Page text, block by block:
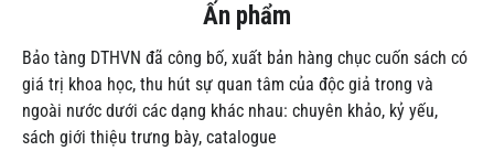
Ấn phẩm
Bảo tàng DTHVN đã công bố, xuất bản hàng chục cuốn sách có
giá trị khoa học, thu hút sự quan tâm của độc giả trong và
ngoài nước dưới các dạng khác nhau: chuyên khảo, kỷ yếu,
sách giới thiệu trưng bày, catalogue